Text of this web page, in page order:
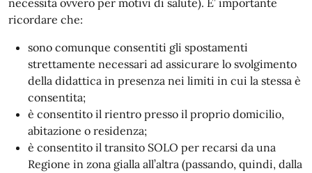
necessità ovvero per motivi di salute). E’ importante
ricordare che:
sono comunque consentiti gli spostamenti
strettamente necessari ad assicurare lo svolgimento
della didattica in presenza nei limiti in cui la stessa è
consentita;
è consentito il rientro presso il proprio domicilio,
abitazione o residenza;
è consentito il transito SOLO per recarsi da una
Regione in zona gialla all’altra (passando, quindi, dalla